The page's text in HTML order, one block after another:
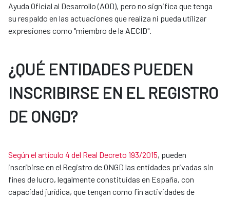
Ayuda Oficial al Desarrollo (AOD), pero no significa que tenga
su respaldo en las actuaciones que realiza ni pueda utilizar
expresiones como "miembro de la AECID".
¿QUÉ ENTIDADES PUEDEN
INSCRIBIRSE EN EL REGISTRO
DE ONGD?
Según el artículo 4 del Real Decreto 193/2015, pueden
inscribirse en el Registro de ONGD las entidades privadas sin
fines de lucro, legalmente constituidas en España, con
capacidad jurídica, que tengan como fin actividades de